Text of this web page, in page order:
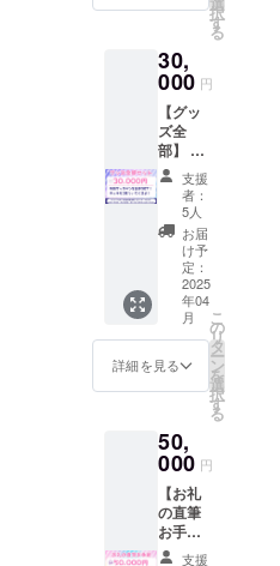
ル)】 感
込め
て、支
援証明
書(デジ
タル)を
お送り
しま
す。
【支援
証明書
(デジタ
ル)】 感
謝の気
持ちを
込め
て、支
援証明
書(デジ
タル)を
お送り
しま
す。
援者様
の交通
費や滞
在費は
各自で
ご負担
くださ
い。
【お名
前掲
載】
4/26の
ライブ
のエン
ドロー
ル映像
に、支
（ニッ
クネー
ム）を
掲載し
ます。
・掲載
方法：
サイン
撮りお
ろし
チェキ
です ・
数量：1
点 ・支
援時、
必ず備
考欄に
希望さ
れるお
名前を
ご記入
くださ
い。
【お名
前掲
のエン
ドロー
ル映像
に、支
援者様
のお名
前
択
す
る
30,
000 円
【グッ
ズ全
部】 以
下の
グッズ
を提供
しま
す。 特
製缶
バッチ
・数
量：1点
・サイ
ズ：
57mm
サイズ
ルスタ
ンド ・
数量：1
点 ・サ
イズ：
75mm×
75mm
支援
者：
5人
お届
け予
定：
2025
年04
月
詳細を見る
こ
の
リ
タ
ー
ン
を
選
択
す
る
50,
000 円
【お礼
の直筆
お手
紙】 感
支援